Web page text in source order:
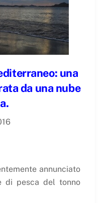
una
da una nube
annunciato
di pesca del tonno